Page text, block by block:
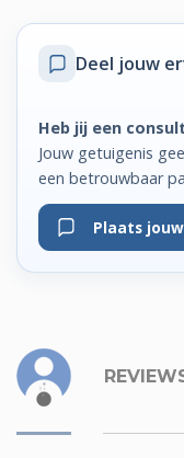
Deel jouw
Heb jij een
Jouw getuigenis
een betrouwbaar
Plaats